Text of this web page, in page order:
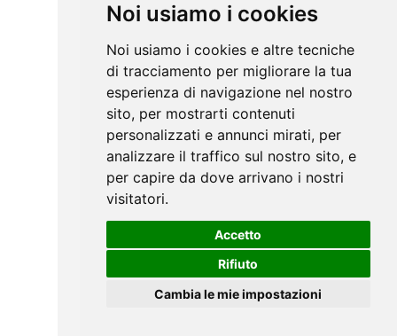
Noi usiamo i cookies
Noi usiamo i cookies e altre tecniche
di tracciamento per migliorare la tua
esperienza di navigazione nel nostro
sito, per mostrarti contenuti
personalizzati e annunci mirati, per
analizzare il traffico sul nostro sito, e
per capire da dove arrivano i nostri
visitatori.
Accetto
Rifiuto
Cambia le mie impostazioni
Nuovo Aliplast Lab: luogo aperto
di innovazione nel riciclo plastico
23 maggio 2023
La società del Gruppo Hera, leader
europeo nella rigenerazione della
plastica, ha inaugurato a Ospedaletto
d’Istrana il nuovo laboratorio: una
struttura aperta ai clienti per co-
progettare i prodotti d’alta gamma,
riducendo tempi e costi di sviluppo.